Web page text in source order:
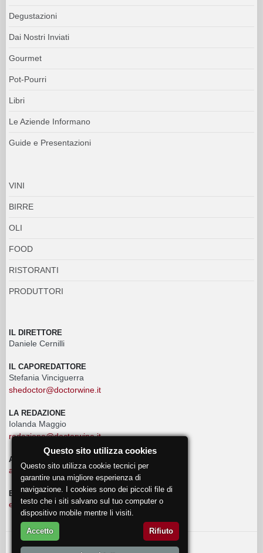
Degustazioni
Dai Nostri Inviati
Gourmet
Pot-Pourri
Libri
Le Aziende Informano
Guide e Presentazioni
VINI
BIRRE
OLI
FOOD
RISTORANTI
PRODUTTORI
IL DIRETTORE
Daniele Cernilli
IL CAPOREDATTORE
Stefania Vinciguerra
shedoctor@doctorwine.it
LA REDAZIONE
Iolanda Maggio
redazione@doctorwine.it
ADVERTISING
advertising@doctorwine.it
EVENTI
eventi@doctorwine.it
Questo sito utilizza cookies
Questo sito utilizza cookie tecnici per
garantire una migliore esperienza di
navigazione. I cookies sono dei piccoli file di
testo che i siti salvano sul tuo computer o
dispositivo mobile mentre li visiti.
Accetto Rifiuto